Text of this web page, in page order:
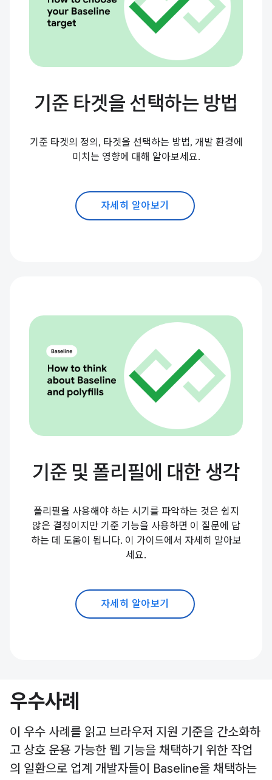
기준 타겟을 선택하는 방법
기준 타겟의 정의, 타겟을 선택하는 방법, 개발 환경에
미치는 영향에 대해 알아보세요.
자세히 알아보기
기준 및 폴리필에 대한 생각
폴리필을 사용해야 하는 시기를 파악하는 것은 쉽지
않은 결정이지만 기준 기능을 사용하면 이 질문에 답
하는 데 도움이 됩니다. 이 가이드에서 자세히 알아보
세요.
자세히 알아보기
우수사례
이 우수 사례를 읽고 브라우저 지원 기준을 간소화하
고 상호 운용 가능한 웹 기능을 채택하기 위한 작업
의 일환으로 업계 개발자들이 Baseline을 채택하는